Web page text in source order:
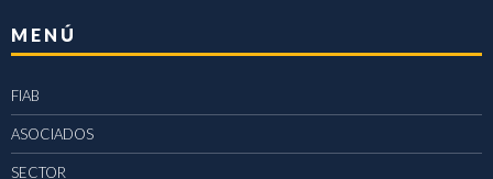
MENÚ
FIAB
ASOCIADOS
SECTOR